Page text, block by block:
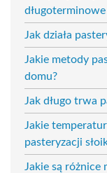
Jak działa
Jakie metody
domu?
Jak długo trwa
Jakie
pasteryzacji
Jakie są różnice